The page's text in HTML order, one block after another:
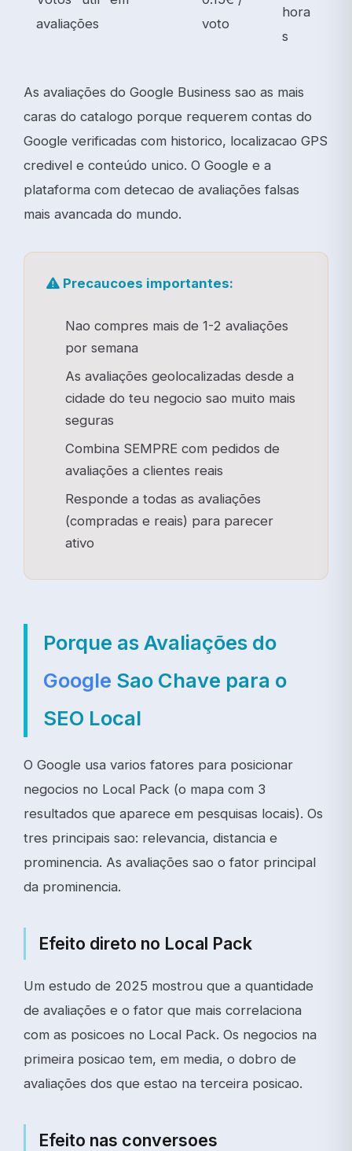
avaliações
voto
hora
s
As avaliações do Google Business sao as mais
caras do catalogo porque requerem contas do
Google verificadas com historico, localizacao GPS
credivel e conteúdo unico. O Google e a
plataforma com detecao de avaliações falsas
mais avancada do mundo.
Precaucoes importantes:
Nao compres mais de 1-2 avaliações
por semana
As avaliações geolocalizadas desde a
cidade do teu negocio sao muito mais
seguras
Combina SEMPRE com pedidos de
avaliações a clientes reais
Responde a todas as avaliações
(compradas e reais) para parecer
ativo
Porque as Avaliações do
Google Sao Chave para o
SEO Local
O Google usa varios fatores para posicionar
negocios no Local Pack (o mapa com 3
resultados que aparece em pesquisas locais). Os
tres principais sao: relevancia, distancia e
prominencia. As avaliações sao o fator principal
da prominencia.
Efeito direto no Local Pack
Um estudo de 2025 mostrou que a quantidade
de avaliações e o fator que mais correlaciona
com as posicoes no Local Pack. Os negocios na
primeira posicao tem, em media, o dobro de
avaliações dos que estao na terceira posicao.
Efeito nas conversoes